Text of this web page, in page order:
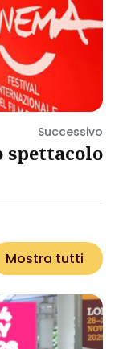
Successivo
spettacolo
Mostra tutti